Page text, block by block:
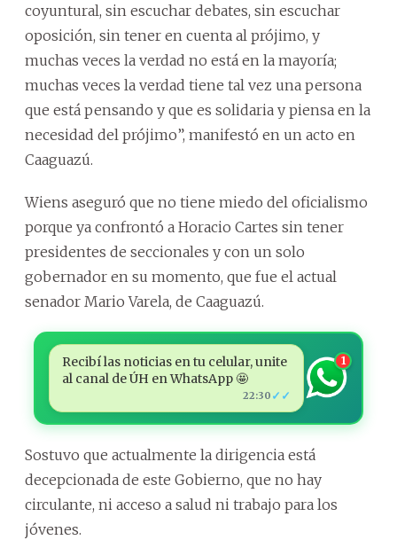
coyuntural, sin escuchar debates, sin escuchar
oposición, sin tener en cuenta al prójimo, y
muchas veces la verdad no está en la mayoría;
muchas veces la verdad tiene tal vez una persona
que está pensando y que es solidaria y piensa en la
necesidad del prójimo”, manifestó en un acto en
Caaguazú.
Wiens aseguró que no tiene miedo del oficialismo
porque ya confrontó a Horacio Cartes sin tener
presidentes de seccionales y con un solo
gobernador en su momento, que fue el actual
senador Mario Varela, de Caaguazú.
Recibí las noticias en tu celular, unite
al canal de ÚH en WhatsApp 🤩
22:30 ✓✓
1
Sostuvo que actualmente la dirigencia está
decepcionada de este Gobierno, que no hay
circulante, ni acceso a salud ni trabajo para los
jóvenes.